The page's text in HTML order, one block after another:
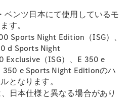
ンツ日本にて使用しているモ
す。
Sports Night Edition（ISG）、
d Sports Night
Exclusive（ISG）、E 350 e
e Sports Night Editionのハ
となります。
日本仕様と異なる場合があり